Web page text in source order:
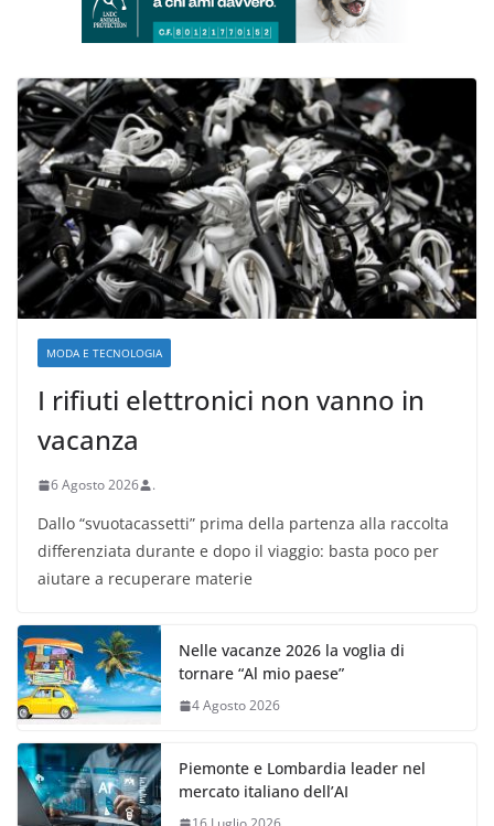
MODA E TECNOLOGIA
I rifiuti elettronici non vanno in
vacanza
6 Agosto 2026 .
Dallo “svuotacassetti” prima della partenza alla raccolta
differenziata durante e dopo il viaggio: basta poco per
aiutare a recuperare materie
Nelle vacanze 2026 la voglia di
tornare “Al mio paese”
4 Agosto 2026
Piemonte e Lombardia leader nel
mercato italiano dell’AI